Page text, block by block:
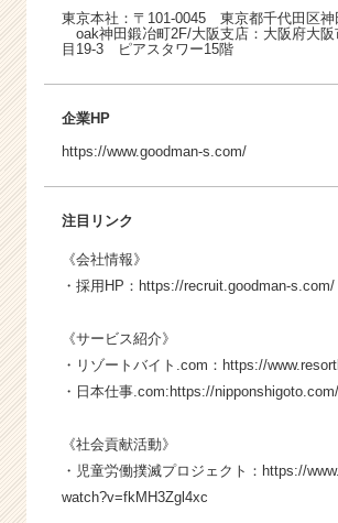
東京本社：〒101-0045 東京都千代田区神
oak神田鍛冶町2F/大阪支店：大阪府大阪
目19-3 ピアスタワー15階
企業HP
https://www.goodman-s.com/
注目リンク
《会社情報》
・採用HP： https://recruit.goodman-s.com/
《サービス紹介》
・リゾートバイト.com： https://
・日本仕事.com: https://nipponshigoto.com/
《社会貢献活動》
・児童労働撲滅プロジェクト： https://
watch?v=fkMH3Zgl4xc